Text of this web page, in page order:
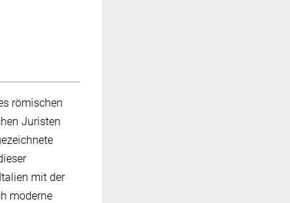
römischen
Juristen
mit der
moderne